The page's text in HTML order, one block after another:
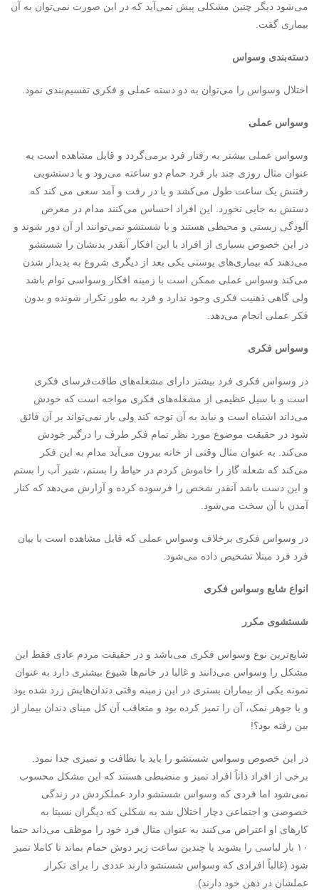
می‌شود دیگر چنین مشکلی پیش نمی‌آید که در این صورت نمی‌توان به آن
بیماری گفت.
دسته‌بندی وسواس
اختلال وسواس را می‌توان به دو دسته عملی و فکری تقسیم‌بندی نمود.
وسواس عملی
وسواس عملی بیشتر به رفتار فرد برمی‌گردد و قابل مشاهده است به
عنوان مثال روزی چند بار فرد حمام دو ساعته می‌رود و یا دستشویی
رفتنش یک ساعت طول می‌کشد و یا در رفت و آمد سعی می کند که
دستش به جایی نخورد. این افراد احساس می‌کنند مدام در معرض
آلودگی زیستی و محیطی هستند و با شستشو نمی‌توانند از آن دور شوند و
در این خصوص بسیاری از افراد با این افکار آنقدر بدنشان را شستشو
می‌دهند که بیماری‌های پوستی یکی بعد از دیگری شروع به پدیدار شدن
می‌کند وسواس عملی ممکن است با زمینه افکار وسواسی توام باشد
ولی گاهی ذهنیت فکری وجود ندارد و فرد به طور تکرار شونده و بدون
فکر عملی انجام می‌دهد.
وسواس فکری
در وسواس فکری فرد بیشتر دارای مشغله‌های طاقت‌فرسای فکری
است و با سیل عظیمی از مشغله‌های فکری مواجه است که خودش
می‌داند اشتباه است و نباید به آن توجه کند ولی باز نمی‌تواند بر آن فائق
شود در حقیقت موضوع مورد نظر تمام فکر طرف را درگیر خودش
می‌کند. به عنوان مثال وقتی از خانه بیرون می‌آید مدام به این فکر
می‌کند که شعله گاز را خاموش کردم در حیاط را بستم، شیر آب را بستم
و این دست باشد آنقدر شخص را فرسوده کرده و آزارش می‌دهد که کنار
آمدن با آن سخت می‌شود.
در وسواس فکری برخلاف وسواس عملی که قابل مشاهده است با بیان
فرد فرد مبتلا تشخیص داده می‌شود.
انواع شایع وسواس فکری
شستشوی مکرر
شایع‌ترین نوع وسواس فکری می‌باشد و در حقیقت مردم عادی فقط این
مشکل را وسواس می‌دانند و غالبا در خانم‌ها شیوع بیشتری دارد به عنوان
نمونه یکی از بیماران بستری در این زمینه وقتی دندان‌هایش زرد شده بود
و با جوهر نمک، آن را تمیز کرده بود و متعاقب آن کل مینای دندان بیمار از
بین رفته بود؟!
در این خصوص وسواس شستشو را باید با نظافت و تمیزی جدا نمود.
برخی از افراد ذاتاً افراد تمیز و منضبطی هستند که این مشکل محسوب
نمی‌شود اما فردی که وسواس شستشو دارد عملکردش در زندگی
خصوصی و اجتماعی دچار اختلال شد به شکلی که دیگران نسبتا به
کارهای او اعتراض می‌کنند به عنوان مثال فرد خود را موظف می‌داند حتما
۱۰ بار لباسی را بشوید یا چندین ساعت زیر دوش حمام بماند تا کاملا تمیز
شود (غالباً افرادی که وسواس شستشو دارند عددی را برای تکرار
عملشان در ذهن خود دارند).